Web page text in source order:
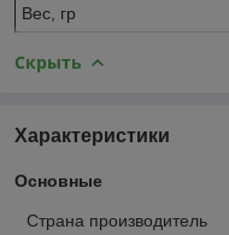
Вес, гр
Скрыть
Характеристики
Основные
Страна производитель